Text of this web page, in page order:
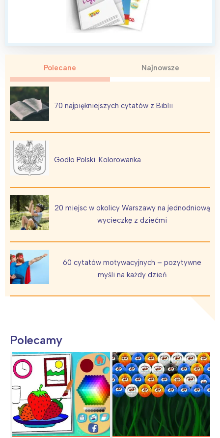
Polecane Najnowsze
70 najpiękniejszych cytatów z Biblii
Godło Polski. Kolorowanka
20 miejsc w okolicy Warszawy na jednodniową
wycieczkę z dziećmi
60 cytatów motywacyjnych – pozytywne
myśli na każdy dzień
Polecamy
Warszawa
Łódź
Trójmiasto
Poznań
Wrocław
Kraków
Północ
Wybieram